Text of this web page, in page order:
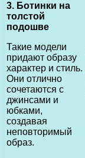
3. Ботинки на
толстой
подошве
Такие модели
придают образу
характер и стиль.
Они отлично
сочетаются с
джинсами и
юбками,
создавая
неповторимый
образ.